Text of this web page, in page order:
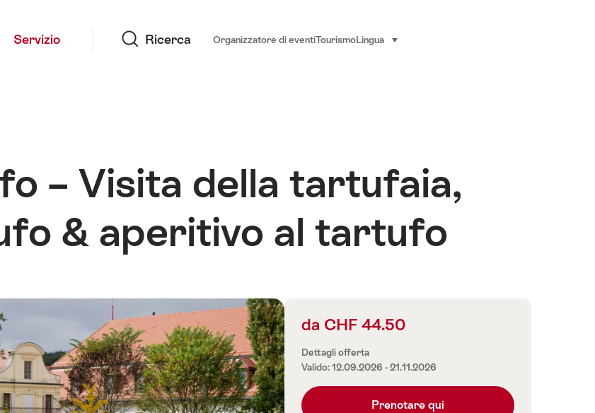
Servizio Ricerca Organizzatore di eventiTourismoLingua seleziona (clicca per visualizzare)
– Visita della tartufaia,
& aperitivo al tartufo
Informazioni
prezzo
da CHF 44.50
Dettagli offerta
Valido: 12.09.2026 - 21.11.2026
Prenotare qui